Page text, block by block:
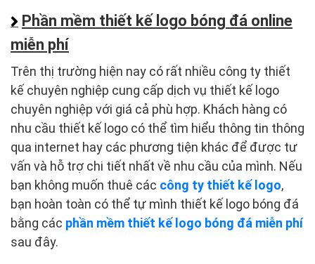
Phần mềm thiết kế logo bóng đá online
miễn phí
Trên thị trường hiện nay có rất nhiều công ty thiết
kế chuyên nghiệp cung cấp dịch vụ thiết kế logo
chuyên nghiệp với giá cả phù hợp. Khách hàng có
nhu cầu thiết kế logo có thể tìm hiểu thông tin thông
qua internet hay các phương tiện khác để được tư
vấn và hỗ trợ chi tiết nhất về nhu cầu của mình. Nếu
bạn không muốn thuê các công ty thiết kế logo,
bạn hoàn toàn có thể tự mình thiết kế logo bóng đá
bằng các phần mềm thiết kế logo bóng đá miễn phí
sau đây.